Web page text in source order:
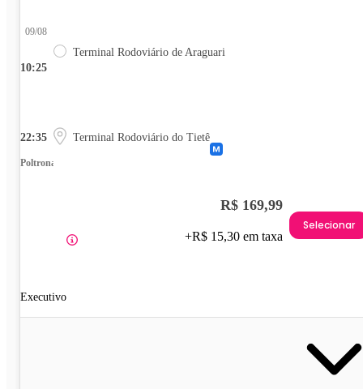
10:25
09/08
Terminal Rodoviário de Araguari
22:35 Terminal Rodoviário do Tietê
Poltrona
Executivo
R$ 169,99
+R$ 15,30 em taxa
Selecionar